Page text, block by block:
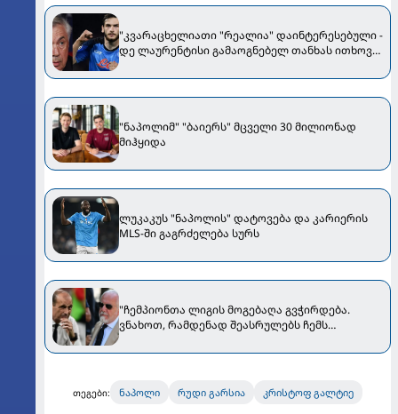
"კვარაცხელიათი "რეალია" დაინტერესებული -
დე ლაურენტისი გამაოგნებელ თანხას ითხოვს"
"ნაპოლიმ" "ბაიერს" მცველი 30 მილიონად
მიჰყიდა
ლუკაკუს "ნაპოლის" დატოვება და კარიერის
MLS-ში გაგრძელება სურს
"ჩემპიონთა ლიგის მოგებაღა გვჭირდება.
ვნახოთ, რამდენად შეასრულებს ჩემს
ისაუბრა
თეგები: ნაპოლი რუდი გარსია კრისტოფ გალტიე